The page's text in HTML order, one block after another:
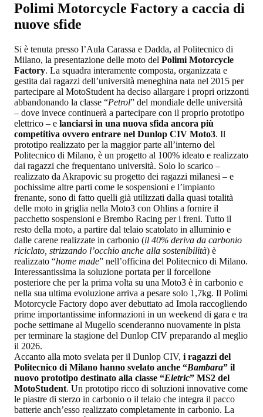
Polimi Motorcycle Factory a caccia di
nuove sfide
Si è tenuta presso l’Aula Carassa e Dadda, al Politecnico di
Milano, la presentazione delle moto del Polimi Motorcycle
Factory. La squadra interamente composta, organizzata e
gestita dai ragazzi dell’università meneghina nata nel 2015 per
partecipare al MotoStudent ha deciso allargare i propri orizzonti
abbandonando la classe “Petrol” del mondiale delle università
– dove invece continuerà a partecipare con il proprio prototipo
elettrico – e lanciarsi in una nuova sfida ancora più
competitiva ovvero entrare nel Dunlop CIV Moto3. Il
prototipo realizzato per la maggior parte all’interno del
Politecnico di Milano, è un progetto al 100% ideato e realizzato
dai ragazzi che frequentano università. Solo lo scarico –
realizzato da Akrapovic su progetto dei ragazzi milanesi – e
pochissime altre parti come le sospensioni e l’impianto
frenante, sono di fatto quelli già utilizzati dalla quasi totalità
delle moto in griglia nella Moto3 con Ohlins a fornire il
pacchetto sospensioni e Brembo Racing per i freni. Tutto il
resto della moto, a partire dal telaio scatolato in alluminio e
dalle carene realizzate in carbonio (il 40% deriva da carbonio
riciclato, strizzando l’occhio anche alla sostenibilità) è
realizzato “home made” nell’officina del Politecnico di Milano.
Interessantissima la soluzione portata per il forcellone
posteriore che per la prima volta su una Moto3 è in carbonio e
nella sua ultima evoluzione arriva a pesare solo 1,7kg. Il Polimi
Motorcycle Factory dopo aver debuttato ad Imola raccogliendo
prime importantissime informazioni in un weekend di gara e tra
poche settimane al Mugello scenderanno nuovamente in pista
per terminare la stagione del Dunlop CIV preparando al meglio
il 2026.
Accanto alla moto svelata per il Dunlop CIV, i ragazzi del
Politecnico di Milano hanno svelato anche “Bambara” il
nuovo prototipo destinato alla classe “Eletric” MS2 del
MotoStudent. Un prototipo ricco di soluzioni innovative come
le piastre di sterzo in carbonio o il telaio che integra il pacco
batterie anch’esso realizzato completamente in carbonio. La